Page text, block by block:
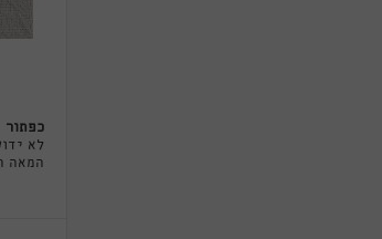
כפתור
לא
המאה